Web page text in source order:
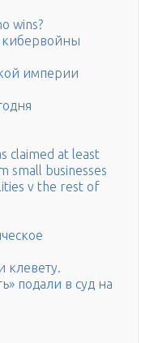
wins?
кибервойны
империи
claimed at least
small businesses
v the rest of
клевету.
подали в суд на